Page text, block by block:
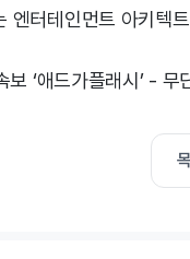
엔터테인먼트 아키텍
‘애드가플래시’ - 무